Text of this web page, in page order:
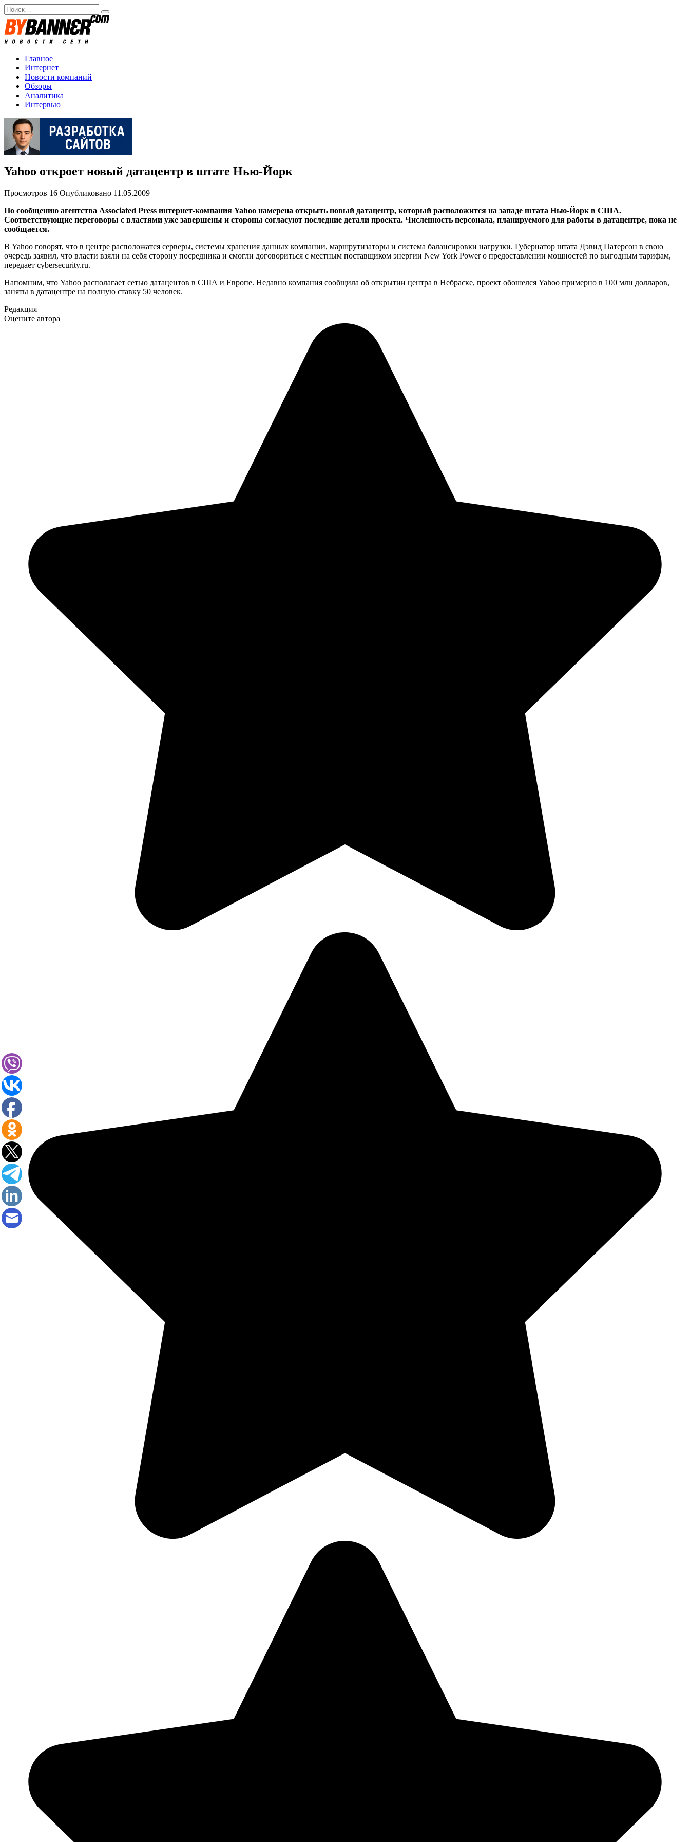
Перейти
к
содержанию
Search
for:
Главное
Интернет
Новости компаний
Обзоры
Аналитика
Интервью
Yahoo откроет новый датацентр в штате Нью-Йорк
Просмотров 16 Опубликовано 11.05.2009
По сообщению агентства Associated Press интернет-компания Yahoo намерена открыть новый датацентр, который расположится на западе штата Нью-Йорк в США.
Соответствующие переговоры с властями уже завершены и стороны согласуют последние детали проекта. Численность персонала, планируемого для работы в датацентре, пока не
сообщается.
В Yahoo говорят, что в центре расположатся серверы, системы хранения данных компании, маршрутизаторы и система балансировки нагрузки. Губернатор штата Дэвид Патерсон в свою
очередь заявил, что власти взяли на себя сторону посредника и смогли договориться с местным поставщиком энергии New York Power о предоставлении мощностей по выгодным тарифам,
передает cybersecurity.ru.
Напомним, что Yahoo располагает сетью датацентов в США и Европе. Недавно компания сообщила об открытии центра в Небраске, проект обошелся Yahoo примерно в 100 млн долларов,
заняты в датацентре на полную ставку 50 человек.
Редакция
Оцените автора